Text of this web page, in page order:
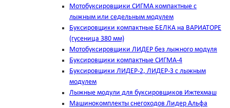
Мотобуксировщики СИГМА компактные с
лыжным или седельным модулем
Буксировщики компактные БЕЛКА на ВАРИАТОРЕ
(гусеница 380 мм)
Мотобуксировщики ЛИДЕР без лыжного модуля
Буксировщики компактные СИГМА-4
Буксировщики ЛИДЕР-2, ЛИДЕР-3 c лыжным
модулем
Лыжные модули для буксировщиков Ижтехмаш
Машинокомплекты снегоходов Лидер Альфа